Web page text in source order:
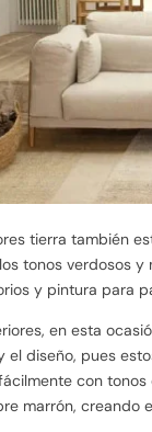
tierra también
tonos verdosos
y pintura para
en esta
el diseño, pues
con
marrón,